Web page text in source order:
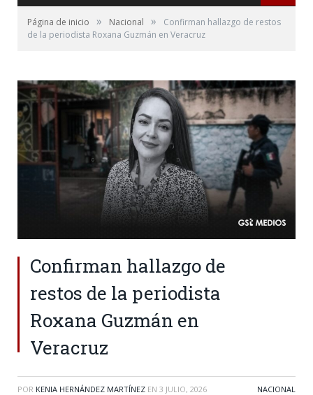
Página de inicio » Nacional »
Confirman hallazgo de restos
de la periodista Roxana Guzmán en Veracruz
Confirman hallazgo de
restos de la periodista
Roxana Guzmán en
Veracruz
POR KENIA HERNÁNDEZ MARTÍNEZ EN 3 JULIO, 2026 NACIONAL